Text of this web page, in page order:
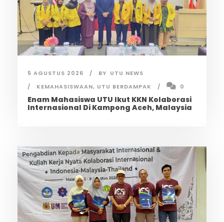
5 AGUSTUS 2026 BY UTU NEWS
KEMAHASISWAAN, UTU BERDAMPAK 0
Enam Mahasiswa UTU Ikut KKN Kolaborasi
Internasional Di Kampong Aceh, Malaysia